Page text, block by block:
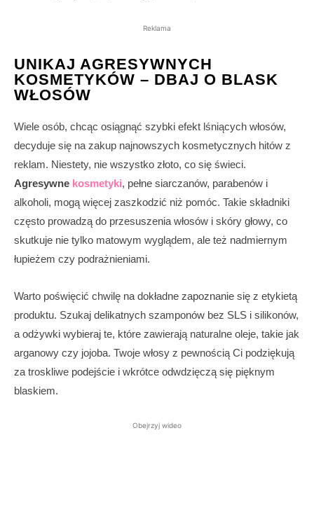
Reklama
UNIKAJ AGRESYWNYCH
KOSMETYKÓW – DBAJ O BLASK
WŁOSÓW
Wiele osób, chcąc osiągnąć szybki efekt lśniących włosów,
decyduje się na zakup najnowszych kosmetycznych hitów z
reklam. Niestety, nie wszystko złoto, co się świeci.
Agresywne kosmetyki, pełne siarczanów, parabenów i
alkoholi, mogą więcej zaszkodzić niż pomóc. Takie składniki
często prowadzą do przesuszenia włosów i skóry głowy, co
skutkuje nie tylko matowym wyglądem, ale też nadmiernym
łupieżem czy podrażnieniami.
Warto poświęcić chwilę na dokładne zapoznanie się z etykietą
produktu. Szukaj delikatnych szamponów bez SLS i silikonów,
a odżywki wybieraj te, które zawierają naturalne oleje, takie jak
arganowy czy jojoba. Twoje włosy z pewnością Ci podziękują
za troskliwe podejście i wkrótce odwdzięczą się pięknym
blaskiem.
Obejrzyj wideo